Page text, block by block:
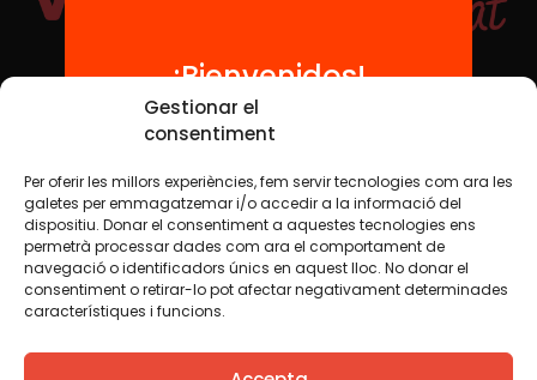
Gestionar el
consentiment
Per oferir les millors experiències, fem servir tecnologies com ara les
galetes per emmagatzemar i/o accedir a la informació del
dispositiu. Donar el consentiment a aquestes tecnologies ens
permetrà processar dades com ara el comportament de
navegació o identificadors únics en aquest lloc. No donar el
consentiment o retirar-lo pot afectar negativament determinades
característiques i funcions.
Redes sociales
TWT YTB IG FB IN
Aviso legalPolítica de cookies
Creemos que el conocimiento debe compartirse. Por eso
¡Bienvenidos!